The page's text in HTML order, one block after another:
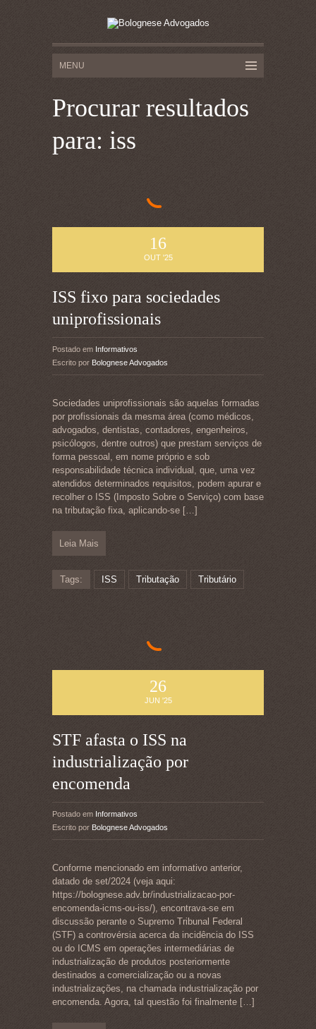
Procurar resultados
para: iss
16
OUT '25
ISS fixo para sociedades
uniprofissionais
Postado em Informativos
Escrito por Bolognese Advogados
Sociedades uniprofissionais são aquelas formadas
por profissionais da mesma área (como médicos,
advogados, dentistas, contadores, engenheiros,
psicólogos, dentre outros) que prestam serviços de
forma pessoal, em nome próprio e sob
responsabilidade técnica individual, que, uma vez
atendidos determinados requisitos, podem apurar e
recolher o ISS (Imposto Sobre o Serviço) com base
na tributação fixa, aplicando-se […]
Leia Mais
Tags: ISS Tributação Tributário
26
JUN '25
STF afasta o ISS na
industrialização por
encomenda
Postado em Informativos
Escrito por Bolognese Advogados
Conforme mencionado em informativo anterior,
datado de set/2024 (veja aqui:
https://bolognese.adv.br/industrializacao-por-
encomenda-icms-ou-iss/), encontrava-se em
discussão perante o Supremo Tribunal Federal
(STF) a controvérsia acerca da incidência do ISS
ou do ICMS em operações intermediárias de
industrialização de produtos posteriormente
destinados a comercialização ou a novas
industrializações, na chamada industrialização por
encomenda. Agora, tal questão foi finalmente […]